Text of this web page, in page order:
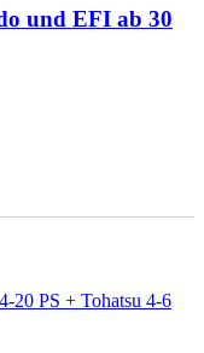
und EFI ab 30